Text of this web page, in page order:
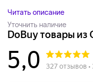
Читать описание
Уточнить наличие